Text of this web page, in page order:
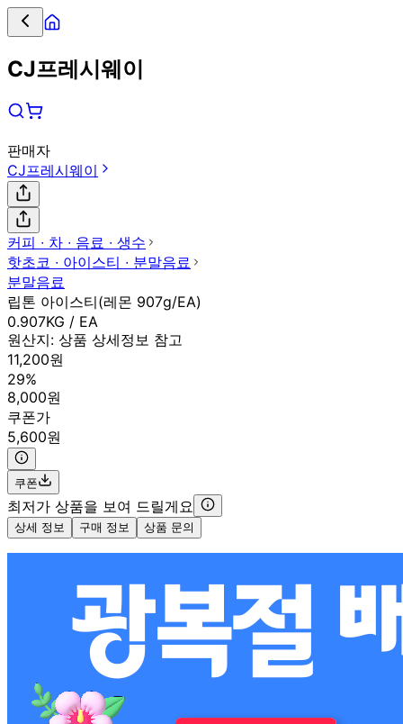
CJ프레시웨이
판매자
CJ프레시웨이
커피 ∙ 차 ∙ 음료 ∙ 생수
핫초코 ∙ 아이스티 ∙ 분말음료
분말음료
립톤 아이스티(레몬 907g/EA)
0.907KG / EA
원산지: 상품 상세정보 참고
11,200원
29%
8,000원
쿠폰가
5,600원
쿠폰
최저가 상품을 보여 드릴게요
상세 정보 구매 정보 상품 문의